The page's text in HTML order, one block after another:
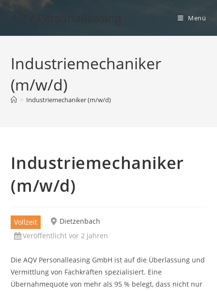
Menü
Industriemechaniker
(m/w/d)
> Industriemechaniker (m/w/d)
Industriemechaniker
(m/w/d)
Vollzeit
Dietzenbach
Veröffentlicht vor 2 Jahren
Die AQV Personalleasing GmbH ist auf die Überlassung und
Vermittlung von Fachkräften spezialisiert. Eine
Übernahmequote von mehr als 95 % belegt, dass nicht nur